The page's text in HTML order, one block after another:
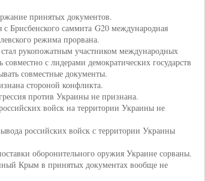
принятых документов.
с Брисбенского саммита G20 международная
режима прорвана.
рукопожатным участником международных
совместно с лидерами демократических государств
совместные документы.
стороной конфликта.
против Украины не признана.
войск на территории Украины не
российских войск с территории Украины
оборонительного оружия Украине сорваны.
Крым в принятых документах вообще не